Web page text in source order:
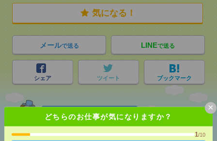
どちらのお仕事が気になりますか？
1/10
×
気になる！
メールで送る LINEで送る
シェア ツイート ブックマーク
あなたの閲覧履歴からの
おすすめ